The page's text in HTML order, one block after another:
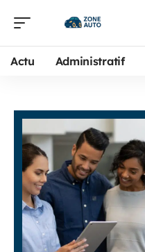
Actu Administratif